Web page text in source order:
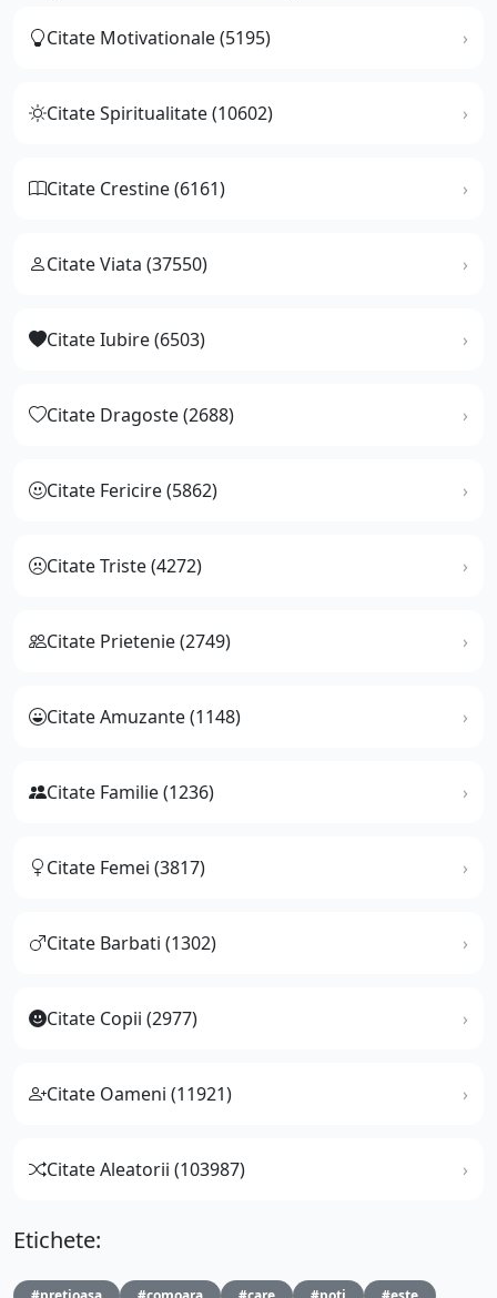
Citate Motivationale (5195)
Citate Spiritualitate (10602)
Citate Crestine (6161)
Citate Viata (37550)
Citate Iubire (6503)
Citate Dragoste (2688)
Citate Fericire (5862)
Citate Triste (4272)
Citate Prietenie (2749)
Citate Amuzante (1148)
Citate Familie (1236)
Citate Femei (3817)
Citate Barbati (1302)
Citate Copii (2977)
Citate Oameni (11921)
Citate Aleatorii (103987)
Etichete: